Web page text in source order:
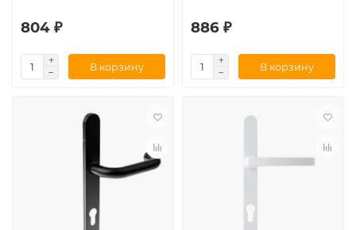
804 ₽
В корзину
886 ₽
В корзину